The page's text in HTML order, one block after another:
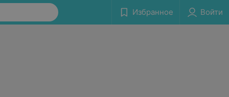
Избранное Войти